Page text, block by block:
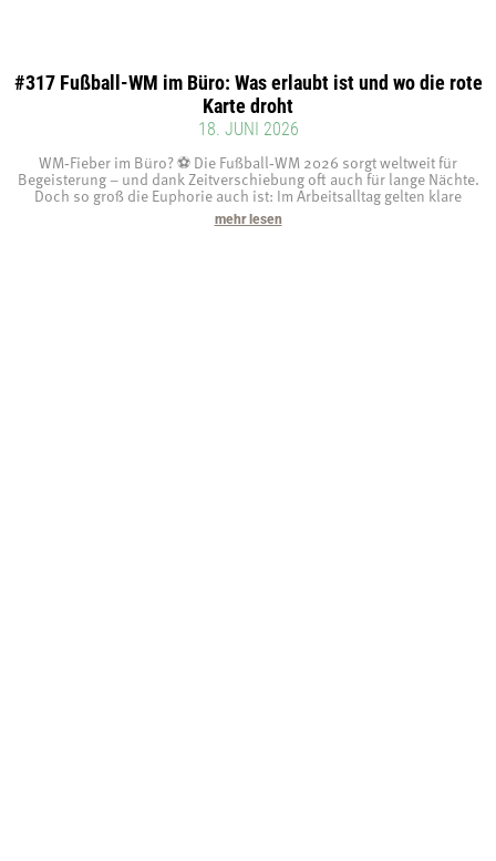
#317 Fußball-WM im Büro: Was erlaubt ist und wo die rote
Karte droht
18. JUNI 2026
WM‑Fieber im Büro? ⚽ Die Fußball‑WM 2026 sorgt weltweit für
Begeisterung – und dank Zeitverschiebung oft auch für lange Nächte.
Doch so groß die Euphorie auch ist: Im Arbeitsalltag gelten klare
mehr lesen